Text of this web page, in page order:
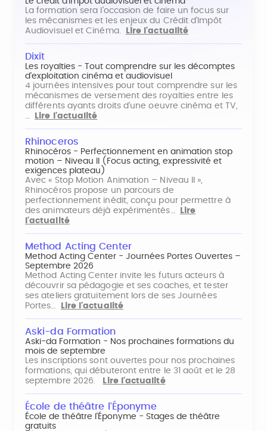
La formation sera l'occasion de faire un focus sur
les mécanismes et les enjeux du Crédit d'Impôt
Audiovisuel et Cinéma.
Lire l'actualité
Dixit
Les royalties - Tout comprendre sur les décomptes
d'exploitation cinéma et audiovisuel
4 journées intensives pour tout comprendre sur les
mécanismes de versement des royalties entre les
différents ayants droits d'une oeuvre cinéma et TV,
…
Lire l'actualité
Rhinoceros
Rhinocéros - Perfectionnement en animation stop
motion – Niveau II (Focus acting, expressivité et
exigences plateau)
Avec « Stop Motion Animation – Niveau II »,
Rhinocéros propose un parcours de
perfectionnement inédit, conçu pour permettre à
des animateurs déjà expérimentés…
Lire
l'actualité
Method Acting Center
Method Acting Center - Journées Portes Ouvertes –
Septembre 2026
Method Acting Center invite les futurs acteurs à
découvrir sa pédagogie et ses coaches, et tester
ses ateliers gratuitement lors de ses Journées
Portes…
Lire l'actualité
Aski-da Formation
Aski-da Formation - Nos prochaines formations du
mois de septembre
Les inscriptions sont ouvertes pour nos prochaines
formations, qui débuteront entre le 31 août et le 28
septembre 2026.
Lire l'actualité
École de théâtre l'Éponyme
École de théâtre l'Éponyme - Stages de théâtre
gratuits